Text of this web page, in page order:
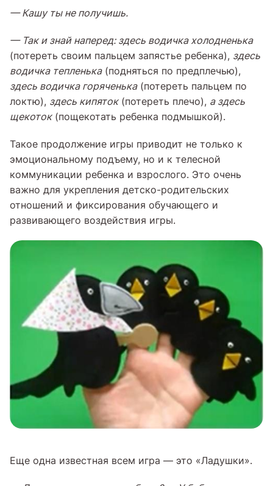
—Кашу ты не получишь.
— Так и знай наперед: здесь водичка холодненька
(потереть своим пальцем запястье ребенка), здесь
водичка тепленька(подняться по предплечью),
здесь водичка горяченька(потереть пальцем по
локтю), здесь кипяток(потереть плечо), а здесь
щекоток(пощекотать ребенка подмышкой).
Такое продолжение игры приводит не только к
эмоциональному подъему, но и к телесной
коммуникации ребенка и взрослого. Это очень
важно для укрепления детско-родительских
отношений и фиксирования обучающего и
развивающего воздействия игры.
Еще одна известная всем игра — это «Ладушки».